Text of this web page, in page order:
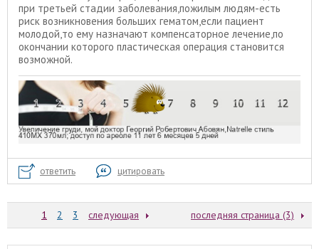
при третьей стадии заболевания,пожилым людям-есть
риск возникновения больших гематом,если пациент
молодой,то ему назначают компенсаторное лечение,по
окончании которого пластическая операция становится
возможной.
ответить цитировать
1 2 3 следующая последняя страница (3)